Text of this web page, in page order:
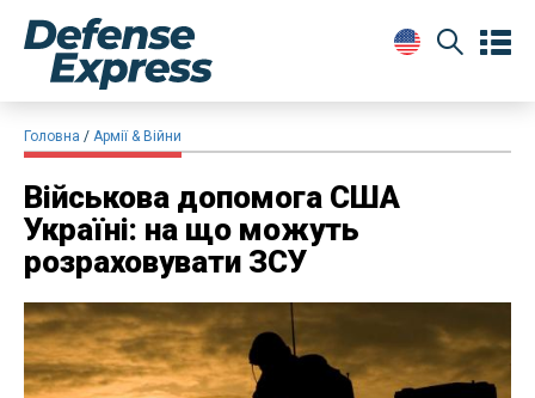
Головна Армії & Війни
Військова допомога США
Україні: на що можуть
розраховувати ЗСУ